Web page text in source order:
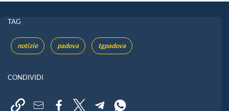
TAG
notizie padova tgpadova
CONDIVIDI